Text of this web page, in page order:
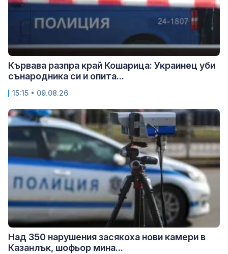
Кървава разпра край Кошарица: Украинец уби
сънародника си и опита...
15:15 • 09.08.26
Над 350 нарушения засякоха нови камери в
Казанлък, шофьор мина...